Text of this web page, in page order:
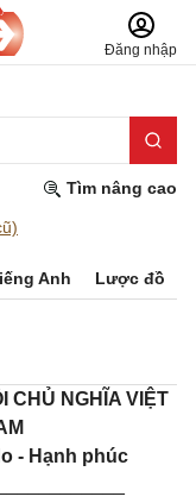
Đăng nhập
Tìm nâng cao
Anh Lược đồ
CHỦ NGHĨA VIỆT
- Hạnh phúc